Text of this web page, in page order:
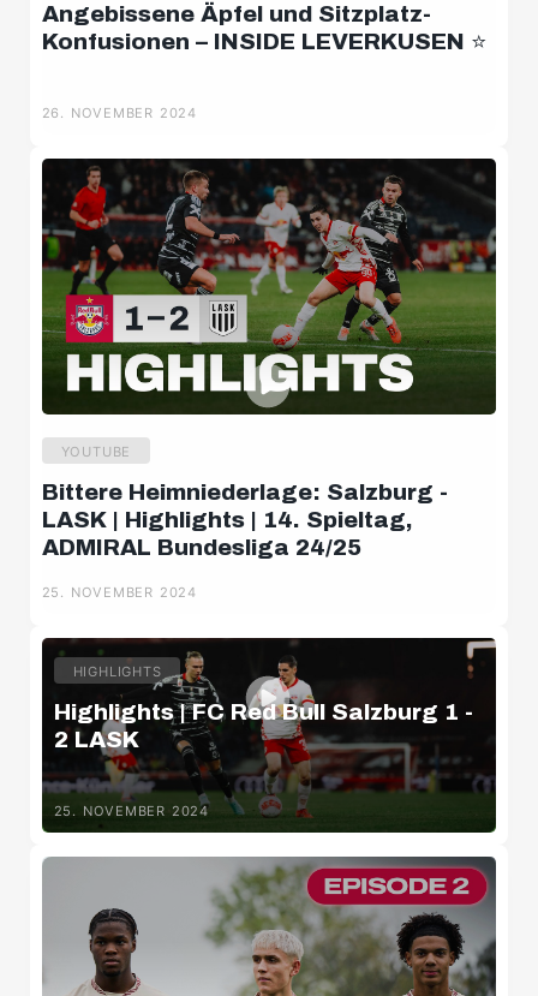
Angebissene Äpfel und Sitzplatz-
Konfusionen – INSIDE LEVERKUSEN ⭐️
26. NOVEMBER 2024
YOUTUBE
Bittere Heimniederlage: Salzburg -
LASK | Highlights | 14. Spieltag,
ADMIRAL Bundesliga 24/25
25. NOVEMBER 2024
HIGHLIGHTS
Highlights | FC Red Bull Salzburg 1 -
2 LASK
25. NOVEMBER 2024